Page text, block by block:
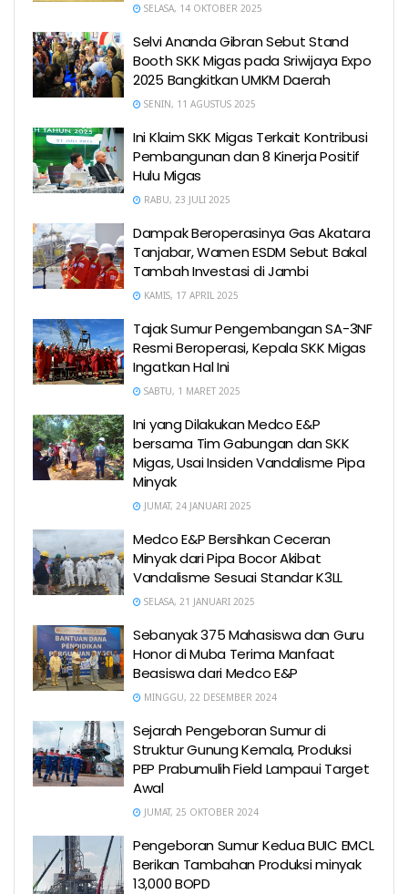
SELASA, 14 OKTOBER 2025
Selvi Ananda Gibran Sebut Stand
Booth SKK Migas pada Sriwijaya Expo
2025 Bangkitkan UMKM Daerah
SENIN, 11 AGUSTUS 2025
Ini Klaim SKK Migas Terkait Kontribusi
Pembangunan dan 8 Kinerja Positif
Hulu Migas
RABU, 23 JULI 2025
Dampak Beroperasinya Gas Akatara
Tanjabar, Wamen ESDM Sebut Bakal
Tambah Investasi di Jambi
KAMIS, 17 APRIL 2025
Tajak Sumur Pengembangan SA-3NF
Resmi Beroperasi, Kepala SKK Migas
Ingatkan Hal Ini
SABTU, 1 MARET 2025
Ini yang Dilakukan Medco E&P
bersama Tim Gabungan dan SKK
Migas, Usai Insiden Vandalisme Pipa
Minyak
JUMAT, 24 JANUARI 2025
Medco E&P Bersihkan Ceceran
Minyak dari Pipa Bocor Akibat
Vandalisme Sesuai Standar K3LL
SELASA, 21 JANUARI 2025
Sebanyak 375 Mahasiswa dan Guru
Honor di Muba Terima Manfaat
Beasiswa dari Medco E&P
MINGGU, 22 DESEMBER 2024
Sejarah Pengeboran Sumur di
Struktur Gunung Kemala, Produksi
PEP Prabumulih Field Lampaui Target
Awal
JUMAT, 25 OKTOBER 2024
Pengeboran Sumur Kedua BUIC EMCL
Berikan Tambahan Produksi minyak
13,000 BOPD